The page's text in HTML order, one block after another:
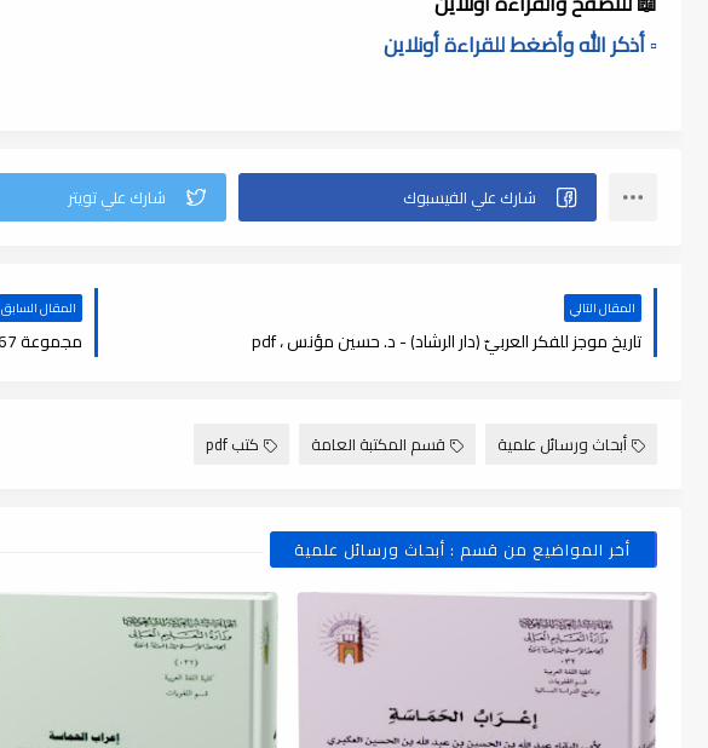
▫️ أذكر الله وأضغط للقراءة أونلاين
المقال التالي
تاريخ موجز للفكر العربيّ (دار الرشاد) - د. حسين مؤنس ، pdf
المقال السابق
مجموعة 67 - الأدب العربى، أبحاث ورسائل علمية ، pdf
أبحاث ورسائل علمية قسم المكتبة العامة كتب pdf
أخر المواضيع من قسم : أبحاث ورسائل علمية